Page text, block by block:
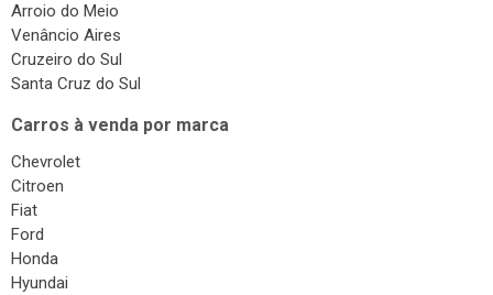
Arroio do Meio
Venâncio Aires
Cruzeiro do Sul
Santa Cruz do Sul
Carros à venda por marca
Chevrolet
Citroen
Fiat
Ford
Honda
Hyundai